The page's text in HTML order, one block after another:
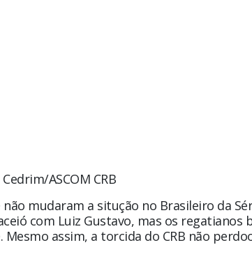
ASCOM CRB
mudaram a situção no Brasileiro da
com Luiz Gustavo, mas os regatianos
assim, a torcida do CRB não